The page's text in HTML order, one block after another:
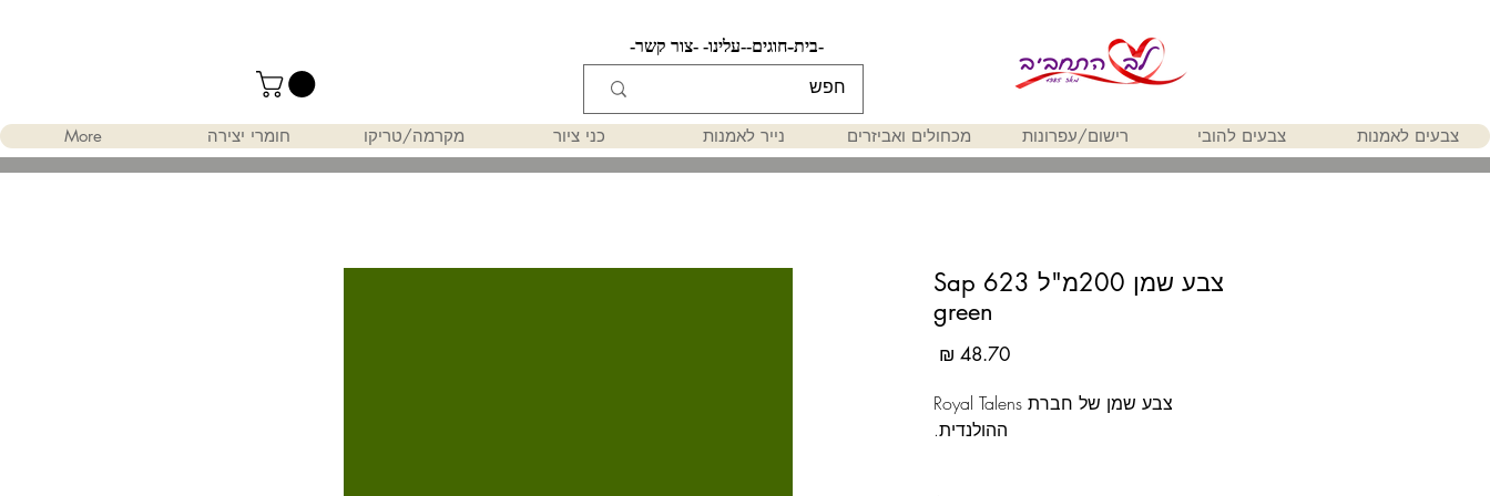
-צור קשר- -עלינו- -חוגים- -בית-
צבעים לאמנות צבעים להובי רישום/עפרונות מכחולים ואביזרים נייר לאמנות כני ציור מקרמה/טריקו חומרי יצירה More
צבע שמן 200מ"ל 623 Sap
green
צבע שמן של חברת Royal Talens
ההולנדית.